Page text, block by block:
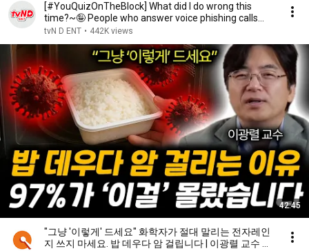
[#YouQuizOnTheBlock] What did I do wrong this
time?~🤪 People who answer voice phishing calls
and ...
tvN D ENT • 442K views
42:45
"그냥 '이렇게' 드세요" 화학자가 절대 말리는 전자레인
지 쓰지 마세요. 밥 데우다 암 걸립니다 | 이광렬 교수 전